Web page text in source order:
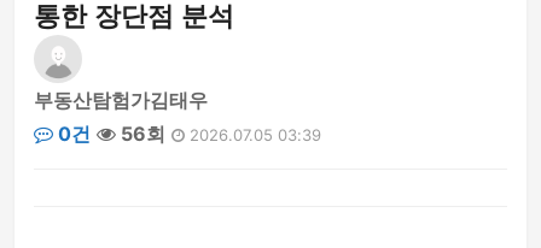
통한 장단점 분석
부동산탐험가김태우
0건
56회 2026.07.05 03:39